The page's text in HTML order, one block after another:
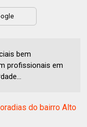
bem
profissionais em
do bairro Alto